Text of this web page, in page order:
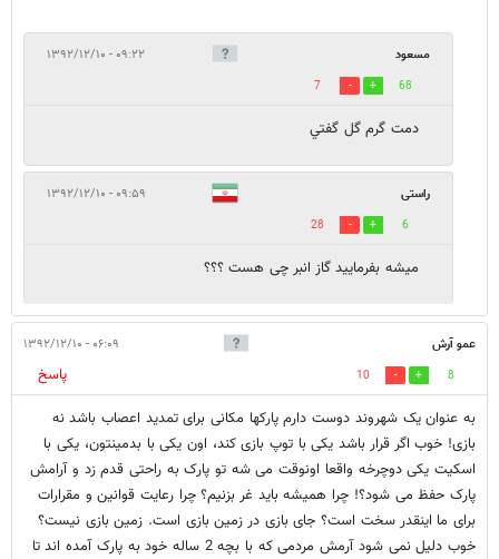
مسعود ۰۹:۲۲ - ۱۳۹۲/۱۲/۱۰
68
7
دمت گرم گل گفتي
راستی ۰۹:۵۹ - ۱۳۹۲/۱۲/۱۰
6
28
میشه بفرمایید گاز انبر چی هست ؟؟؟
عمو آرش ۰۶:۰۹ - ۱۳۹۲/۱۲/۱۰
8
10
پاسخ
به عنوان یک شهروند دوست دارم پارکها مکانی برای تمدید اعصاب باشد نه
بازی! خوب اگر قرار باشد یکی با توپ بازی کند، اون یکی با بدمینتون، یکی با
اسکیت یکی دوچرخه واقعا اونوقت می شه تو پارک به راحتی قدم زد و آرامش
پارک حفظ می شود؟! چرا همیشه باید غر بزنیم؟ چرا رعایت قوانین و مقرارات
برای ما اینقدر سخت است؟ جای بازی در زمین بازی است. زمین بازی نیست؟
خوب دلیل نمی شود آرمش مردمی که با بچه 2 ساله خود به پارک آمده اند تا